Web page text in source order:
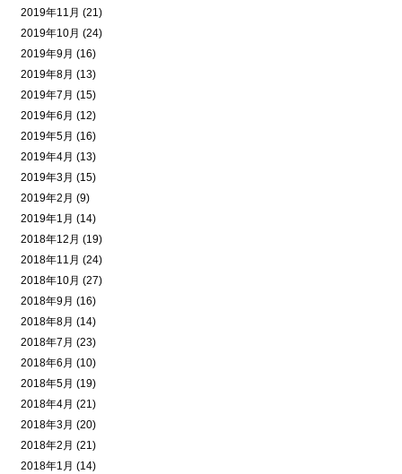
2019年11月 (21)
2019年10月 (24)
2019年9月 (16)
2019年8月 (13)
2019年7月 (15)
2019年6月 (12)
2019年5月 (16)
2019年4月 (13)
2019年3月 (15)
2019年2月 (9)
2019年1月 (14)
2018年12月 (19)
2018年11月 (24)
2018年10月 (27)
2018年9月 (16)
2018年8月 (14)
2018年7月 (23)
2018年6月 (10)
2018年5月 (19)
2018年4月 (21)
2018年3月 (20)
2018年2月 (21)
2018年1月 (14)